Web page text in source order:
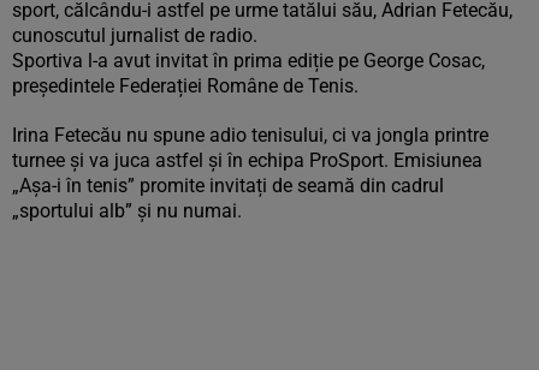
sport, călcându-i astfel pe urme tatălui său, Adrian Fetecău,
cunoscutul jurnalist de radio.
Sportiva l-a avut invitat în prima ediție pe George Cosac,
președintele Federației Române de Tenis.
Irina Fetecău nu spune adio tenisului, ci va jongla printre
turnee și va juca astfel și în echipa ProSport. Emisiunea
„Așa-i în tenis” promite invitați de seamă din cadrul
„sportului alb” și nu numai.